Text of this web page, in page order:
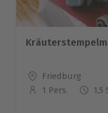
Standort
Friedburg
Anzahl der
1 Pers. 1,5